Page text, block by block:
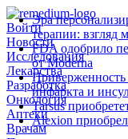
Войти
Новости
Исследования
Лекарства
Разработка
Онкология
Аптеки
Врачам
Эра
терапии: взгляд
FDA одобрило
от Moderna
Приверженность
инфаркта и
Tarsus
Alexion